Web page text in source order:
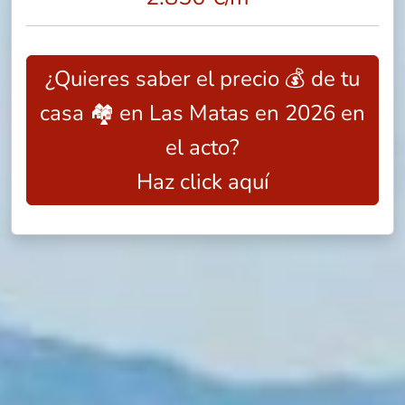
¿Quieres saber el precio 💰 de tu
casa 🏘️ en Las Matas en 2026 en
el acto?
Haz click aquí